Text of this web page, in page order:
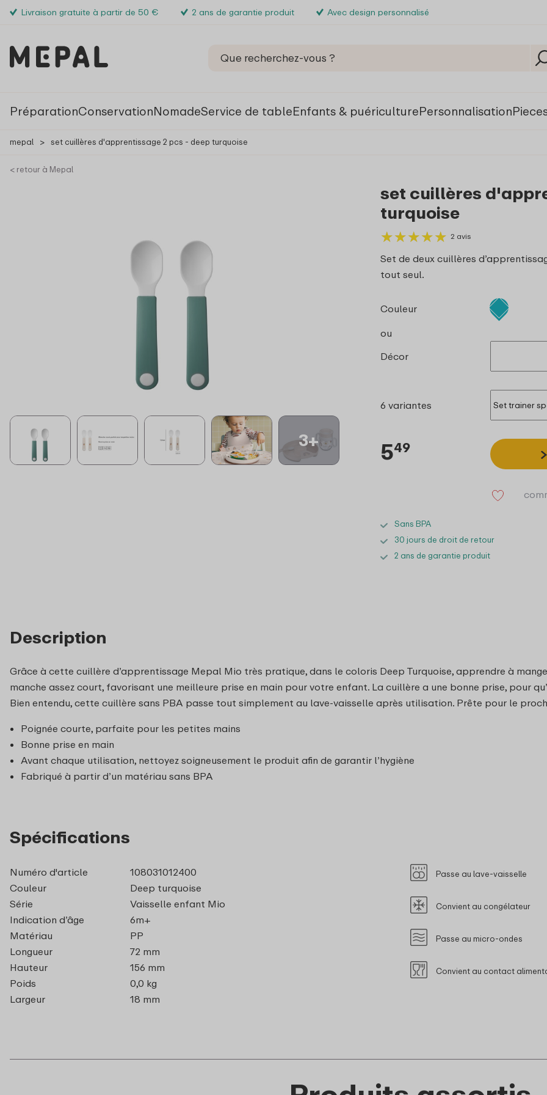
Livraison gratuite à partir de 50 € 2 ans de garantie produit Avec design personnalisé
PréparationConservationNomadeService de tableEnfants & puériculturePersonnalisation
mepal > set cuillères d'apprentissage 2 pcs - deep turquoise
< retour à Mepal
3+
set cuillères
turquoise
★★★★★
★★★★★ 2 avis
Set de deux cuillères
tout seul.
Couleur
ou
Décor
6 variantes
549
Sans BPA
30 jours de droit de retour
2 ans de garantie produit
Description
Grâce à cette cuillère d’apprentissage Mepal Mio très pratique, dans le coloris Deep Turquoise, apprendre à
manche assez court, favorisant une meilleure prise en main pour votre enfant. La cuillère a une bonne prise, pour
Bien entendu, cette cuillère sans PBA passe tout simplement au lave-vaisselle après utilisation. Prête pour le
Poignée courte, parfaite pour les petites mains
Bonne prise en main
Avant chaque utilisation, nettoyez soigneusement le produit afin de garantir l’hygiène
Fabriqué à partir d’un matériau sans BPA
Spécifications
Numéro d'article
108031012400
Couleur
Deep turquoise
Série
Vaisselle enfant Mio
Indication d’âge
6m+
Matériau
PP
Longueur
72 mm
Hauteur
156 mm
Poids
0,0 kg
Largeur
18 mm
Passe au lave-vaisselle
Convient au congélateur
Passe au micro-ondes
Convient au contact